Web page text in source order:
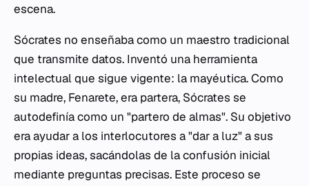
escena.
Sócrates no enseñaba como un maestro tradicional
que transmite datos. Inventó una herramienta
intelectual que sigue vigente: la mayéutica. Como
su madre, Fenarete, era partera, Sócrates se
autodefinía como un "partero de almas". Su objetivo
era ayudar a los interlocutores a "dar a luz" a sus
propias ideas, sacándolas de la confusión inicial
mediante preguntas precisas. Este proceso se